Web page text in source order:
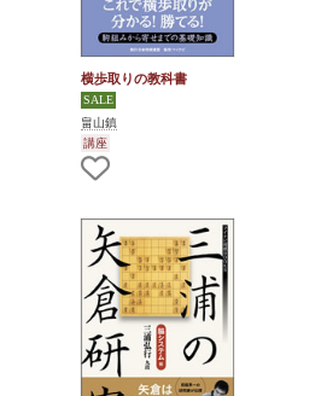
横歩取りの教科書
畠山鎮
講座